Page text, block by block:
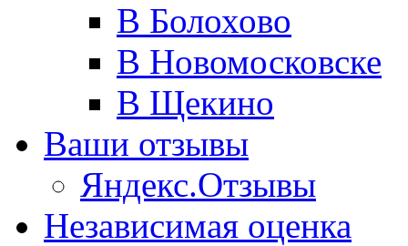
В Болохово
В Новомосковске
В Щекино
Ваши отзывы
Яндекс.Отзывы
Независимая оценка